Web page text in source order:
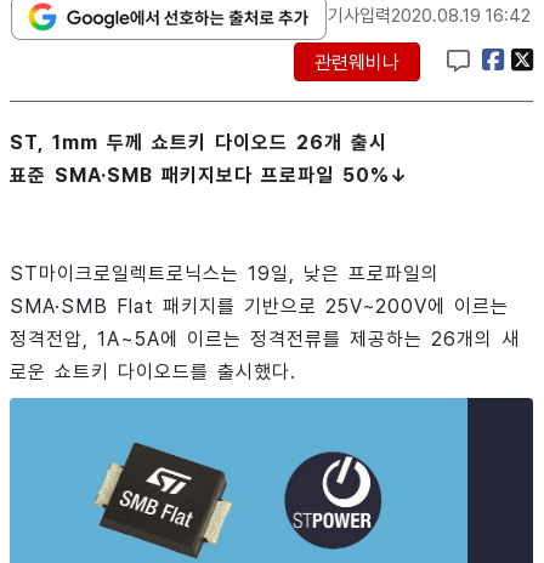
기사입력2020.08.19 16:42
관련웨비나
ST, 1mm 두께 쇼트키 다이오드 26개 출시
표준 SMA·SMB 패키지보다 프로파일 50%↓
ST마이크로일렉트로닉스는 19일, 낮은 프로파일의
SMA·SMB Flat 패키지를 기반으로 25V~200V에 이르는
정격전압, 1A~5A에 이르는 정격전류를 제공하는 26개의 새
로운 쇼트키 다이오드를 출시했다.